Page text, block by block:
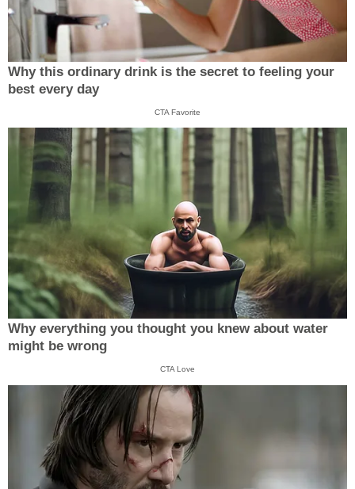
Why this ordinary drink is the secret to feeling your
best every day
CTA Favorite
Why everything you thought you knew about water
might be wrong
CTA Love